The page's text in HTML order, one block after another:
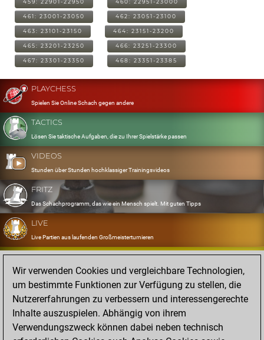
459: 22901-22950 460: 22951-23000
461: 23001-23050 462: 23051-23100
463: 23101-23150 464: 23151-23200
465: 23201-23250 466: 23251-23300
467: 23301-23350 468: 23351-23385
PLAYCHESS
Spielen Sie Online Schach gegen andere
TACTICS
Lösen Sie taktische Aufgaben, die zu Ihrer Spielstärke passen
VIDEOS
Stunden über Stunden hochklassiger Trainingsvideos
FRITZ
Das Schachprogramm, das wie ein Mensch spielt. Mit guten Tipps
LIVE
Live Partien aus laufenden Großmeisterturnieren
OPENINGS
Erfassen und Üben Sie Ihr Eröffnungsrepertoire
DATABASE
Acht Millionen starke Partien
MYGAMES
Speichern und analysieren Sie eigene Partien in der Cloud
Wir verwenden Cookies und vergleichbare Technologien,
um bestimmte Funktionen zur Verfügung zu stellen, die
Nutzererfahrungen zu verbessern und interessengerechte
Inhalte auszuspielen. Abhängig von ihrem
Verwendungszweck können dabei neben technisch